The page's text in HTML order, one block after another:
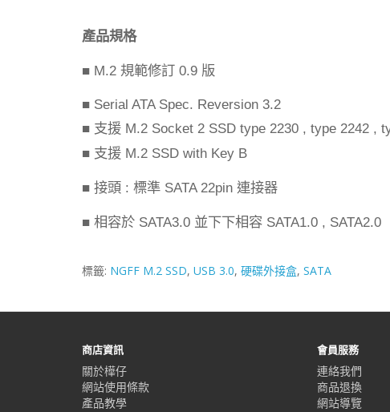
產品規格
■ M.2 規範修訂 0.9 版
■ Serial ATA Spec. Reversion 3.2
■ 支援 M.2 Socket 2 SSD type 2230 , type 2242 ,
■ 支援 M.2 SSD with Key B
■ 接頭 : 標準 SATA 22pin 連接器
■ 相容於 SATA3.0 並下下相容 SATA1.0 , SATA2.0
標籤: NGFF M.2 SSD, USB 3.0, 硬碟外接盒, SATA
商店資訊
關於樺仔
網站使用條款
產品教學
會員服務
連絡我們
商品退換
網站導覽